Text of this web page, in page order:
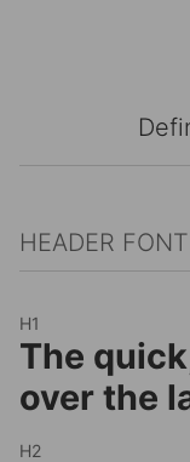
HEADER FONT
H1
The
over the
H2